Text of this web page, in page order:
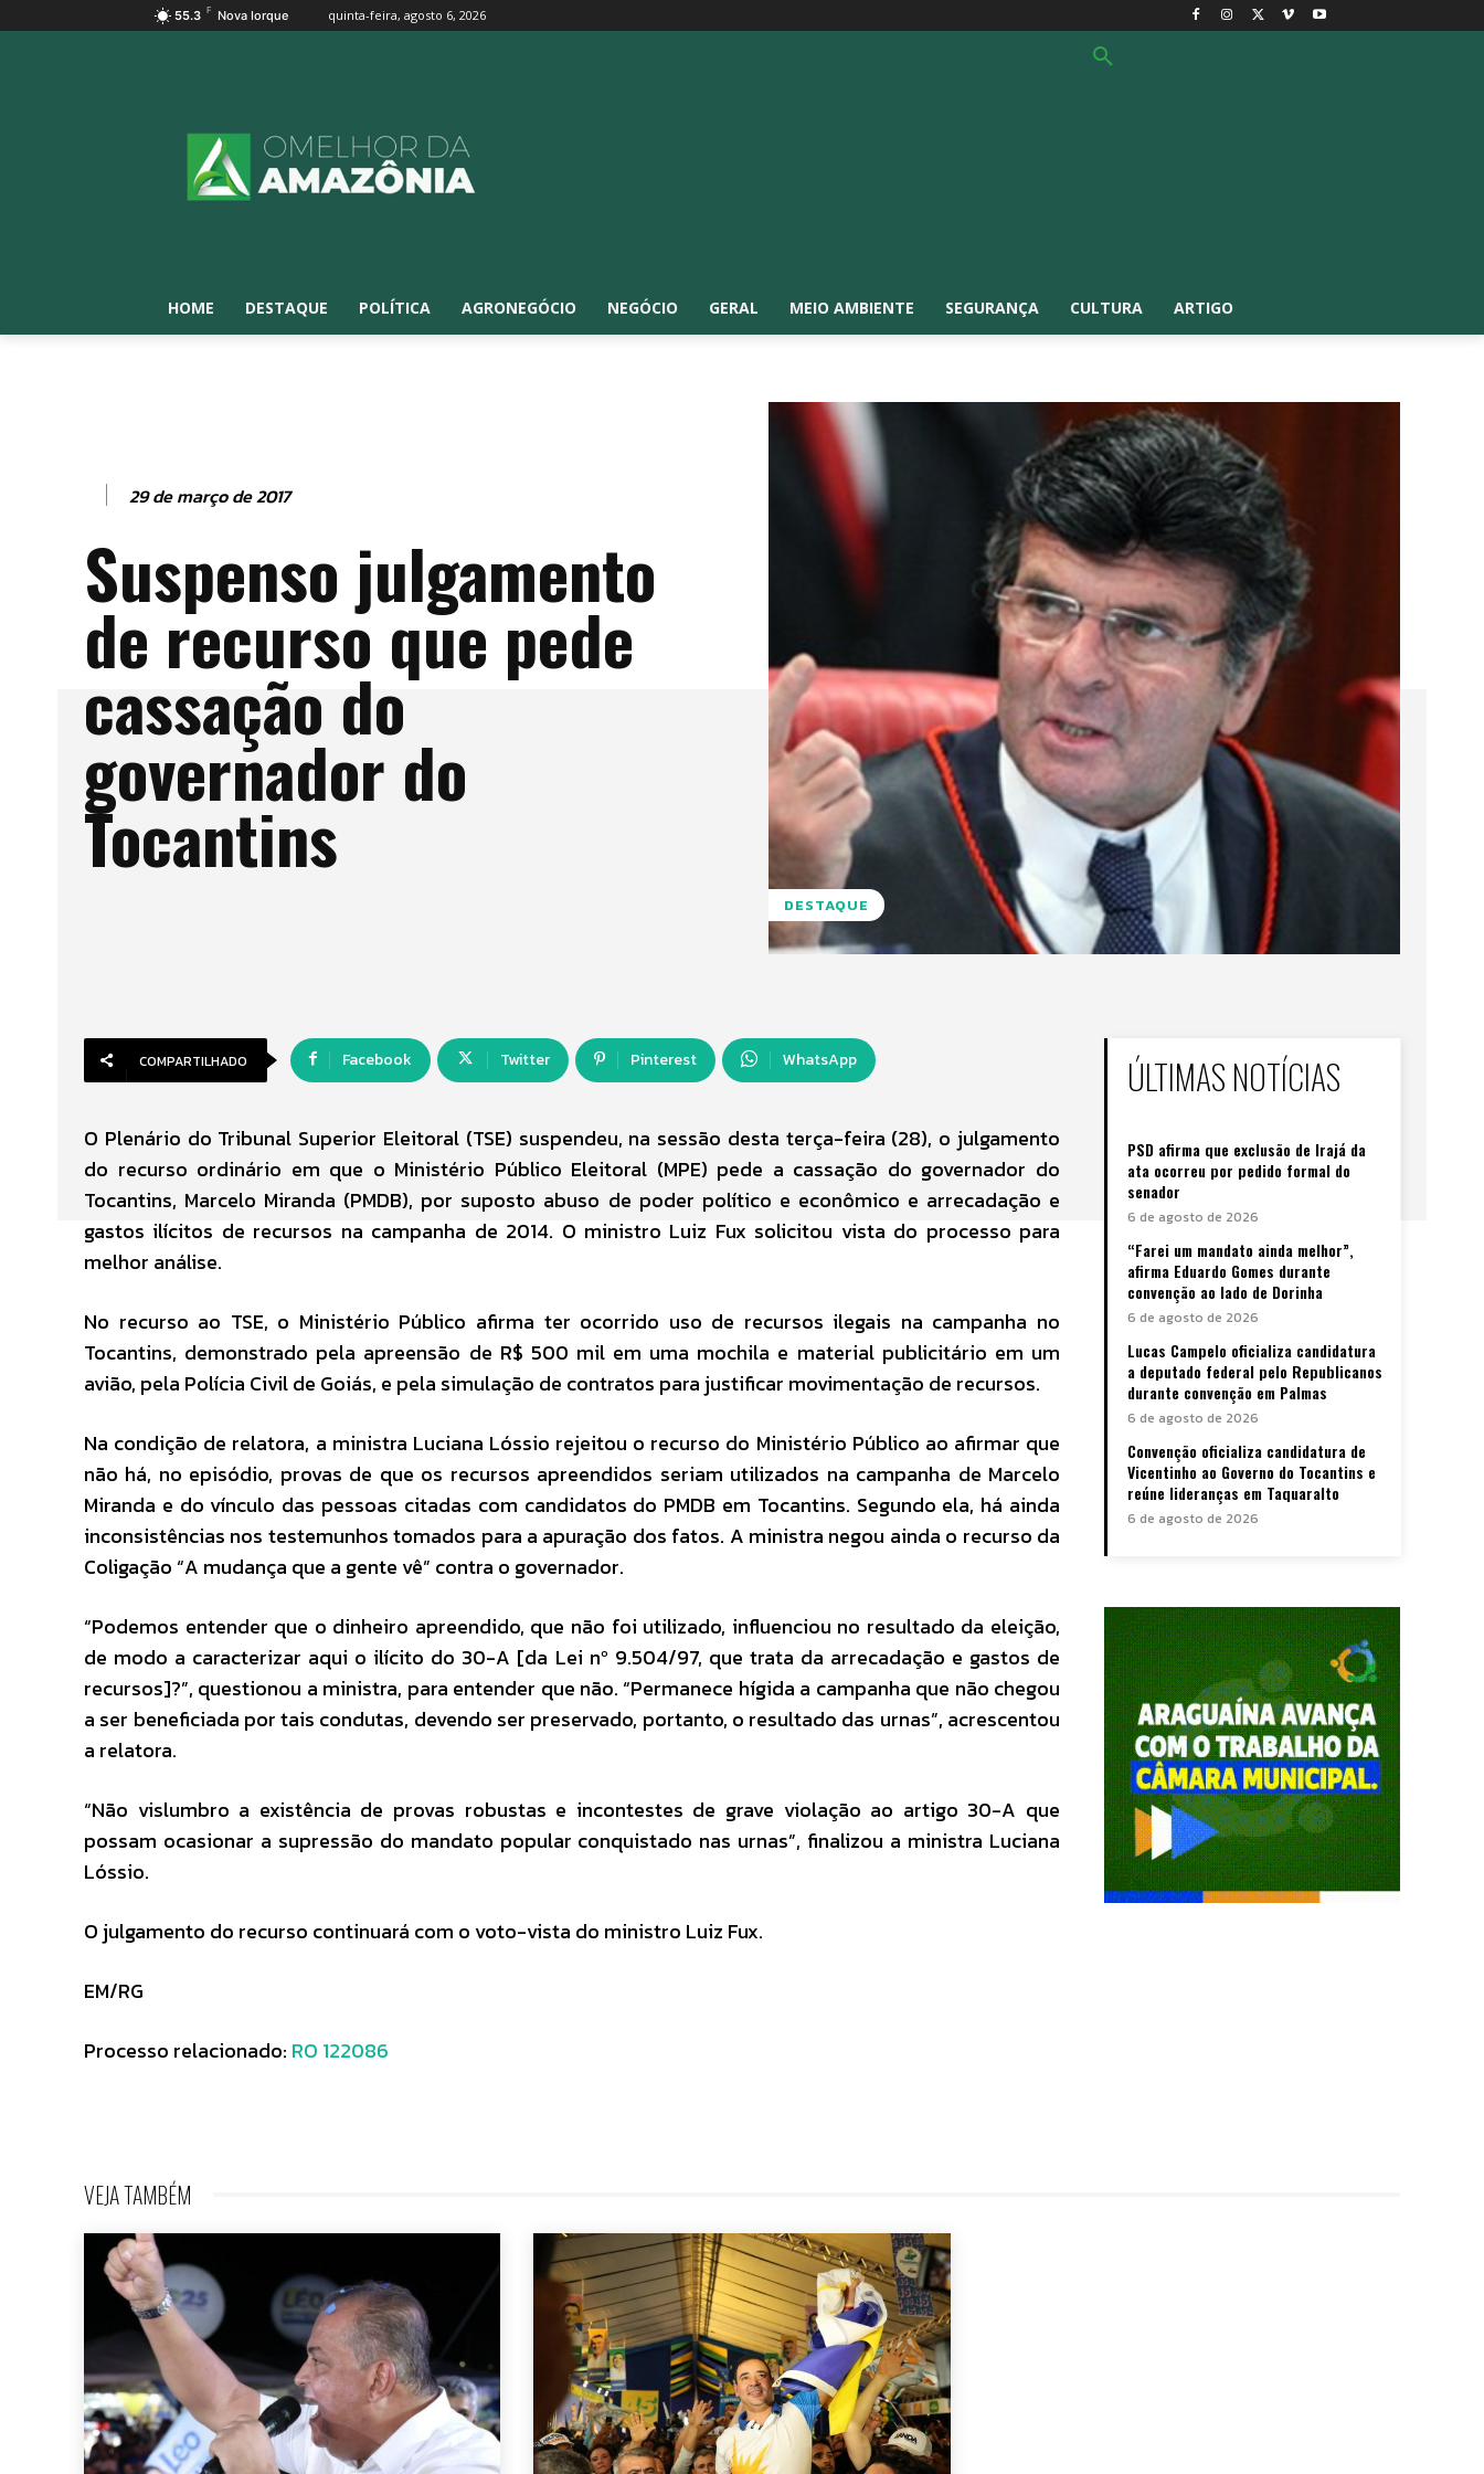
55.3 F Nova Iorque quinta-feira, agosto 6, 2026
HOME DESTAQUE POLÍTICA AGRONEGÓCIO NEGÓCIO GERAL MEIO AMBIENTE SEGURANÇA CULTURA ARTIGO
29 de março de 2017
Suspenso julgamento
de recurso que pede
cassação do
governador do
Tocantins
DESTAQUE
COMPARTILHADO Facebook Twitter Pinterest WhatsApp
O Plenário do Tribunal Superior Eleitoral (TSE) suspendeu, na sessão desta terça-feira (28), o julgamento
do recurso ordinário em que o Ministério Público Eleitoral (MPE) pede a cassação do governador do
Tocantins, Marcelo Miranda (PMDB), por suposto abuso de poder político e econômico e arrecadação e
gastos ilícitos de recursos na campanha de 2014. O ministro Luiz Fux solicitou vista do processo para
melhor análise.
No recurso ao TSE, o Ministério Público afirma ter ocorrido uso de recursos ilegais na campanha no
Tocantins, demonstrado pela apreensão de R$ 500 mil em uma mochila e material publicitário em um
avião, pela Polícia Civil de Goiás, e pela simulação de contratos para justificar movimentação de recursos.
Na condição de relatora, a ministra Luciana Lóssio rejeitou o recurso do Ministério Público ao afirmar que
não há, no episódio, provas de que os recursos apreendidos seriam utilizados na campanha de Marcelo
Miranda e do vínculo das pessoas citadas com candidatos do PMDB em Tocantins. Segundo ela, há ainda
inconsistências nos testemunhos tomados para a apuração dos fatos. A ministra negou ainda o recurso da
Coligação “A mudança que a gente vê” contra o governador.
“Podemos entender que o dinheiro apreendido, que não foi utilizado, influenciou no resultado da eleição,
de modo a caracterizar aqui o ilícito do 30-A [da Lei nº 9.504/97, que trata da arrecadação e gastos de
recursos]?”, questionou a ministra, para entender que não. “Permanece hígida a campanha que não chegou
a ser beneficiada por tais condutas, devendo ser preservado, portanto, o resultado das urnas”, acrescentou
a relatora.
“Não vislumbro a existência de provas robustas e incontestes de grave violação ao artigo 30-A que
possam ocasionar a supressão do mandato popular conquistado nas urnas”, finalizou a ministra Luciana
Lóssio.
O julgamento do recurso continuará com o voto-vista do ministro Luiz Fux.
EM/RG
Processo relacionado: RO 122086
ÚLTIMAS NOTÍCIAS
PSD afirma que exclusão de Irajá da
ata ocorreu por pedido formal do
senador
6 de agosto de 2026
“Farei um mandato ainda melhor”,
afirma Eduardo Gomes durante
convenção ao lado de Dorinha
6 de agosto de 2026
Lucas Campelo oficializa candidatura
a deputado federal pelo Republicanos
durante convenção em Palmas
6 de agosto de 2026
Convenção oficializa candidatura de
Vicentinho ao Governo do Tocantins e
reúne lideranças em Taquaralto
6 de agosto de 2026
VEJA TAMBÉM